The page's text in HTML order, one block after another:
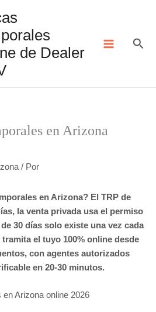
de Dealer
en Arizona
/ Por
en Arizona? El TRP de
la venta privada usa el permiso
30 días solo existe una vez cada
el tuyo 100% online desde
con agentes autorizados
en 20-30 minutos.
Arizona online 2026